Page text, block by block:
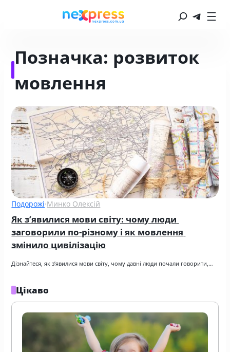
Позначка: розвиток
мовлення
Подорожі·Минко Олексій
Як з’явилися мови світу: чому люди
заговорили по-різному і як мовлення
змінило цивілізацію
Дізнайтеся, як з’явилися мови світу, чому давні люди почали говорити,…
Цікаво